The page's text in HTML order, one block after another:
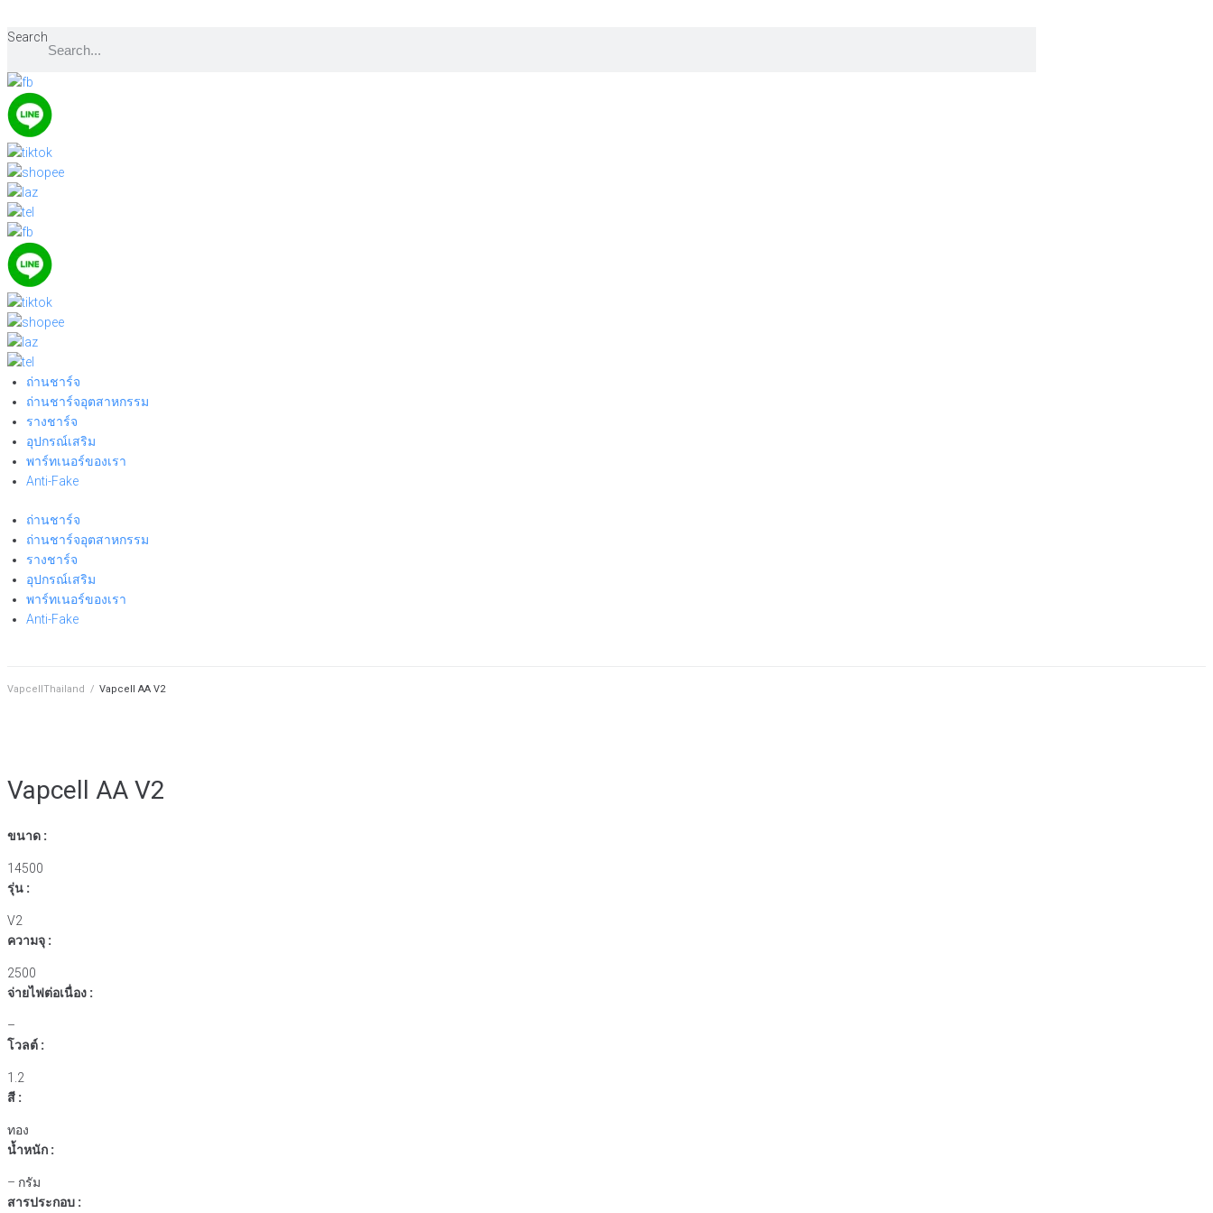
to
content
Search
ถ่านชาร์จ
ถ่านชาร์จอุตสาหกรรม
รางชาร์จ
อุปกรณ์เสริม
พาร์ทเนอร์ของเรา
Anti-Fake
ถ่านชาร์จ
ถ่านชาร์จอุตสาหกรรม
รางชาร์จ
อุปกรณ์เสริม
พาร์ทเนอร์ของเรา
Anti-Fake
VapcellThailand / Vapcell AA V2
Vapcell AA V2
ขนาด :
14500
รุ่น :
V2
ความจุ :
2500
จ่ายไฟต่อเนื่อง :
–
โวลต์ :
1.2
สี :
ทอง
น้ำหนัก :
– กรัม
สารประกอบ :